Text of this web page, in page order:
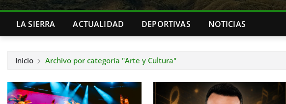
LA SIERRA ACTUALIDAD DEPORTIVAS NOTICIAS
Inicio Archivo por categoría "Arte y Cultura"